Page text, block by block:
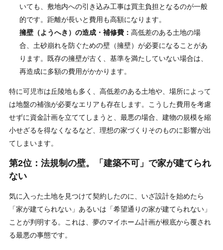
いても、敷地内への引き込み工事は買主負担となるのが一般
的です。距離が長いと費用も高額になります。
擁壁（ようへき）の造成・補修費： 高低差のある土地の場
合、土砂崩れを防ぐための壁（擁壁）が必要になることがあ
ります。既存の擁壁が古く、基準を満たしていない場合は、
再造成に多額の費用がかかります。
特に可児市は丘陵地も多く、高低差のある土地や、場所によって
は地盤の補強が必要なエリアも存在します。こうした費用を考慮
せずに資金計画を立ててしまうと、最悪の場合、建物の規模を縮
小せざるを得なくなるなど、理想の家づくりそのものに影響が出
てしまいます。
第2位：法規制の壁。「建築不可」で家が建てられ
ない
気に入った土地を見つけて契約したのに、いざ設計を始めたら
「家が建てられない」あるいは「希望通りの家が建てられない」
ことが判明する。これは、夢のマイホーム計画が根底から覆され
る最悪の事態です。